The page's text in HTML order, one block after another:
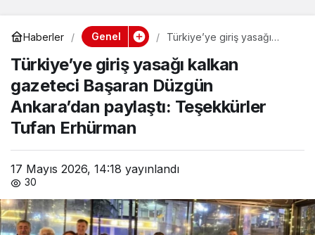
Haberler Genel
Türkiye’ye giriş yasağı
Düzgün Ankara’dan paylaştı:
Teşekkürler Tufan
Erhürman
Türkiye’ye giriş yasağı kalkan
gazeteci Başaran Düzgün
Ankara’dan paylaştı: Teşekkürler
Tufan Erhürman
17 Mayıs 2026, 14:18 yayınlandı
30